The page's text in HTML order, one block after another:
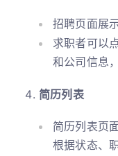
招聘页面展
求职者可以
和公司信息
简历列表
简历列表页
根据状态、